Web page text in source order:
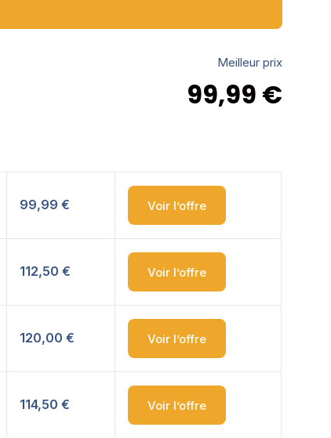
Meilleur prix
99,99 €
99,99 € Voir l’offre
112,50 € Voir l’offre
120,00 € Voir l’offre
114,50 € Voir l’offre